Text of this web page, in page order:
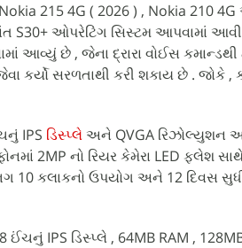
215 4G ( 2026 ) , Nokia 210
S30+ ઓપરેટિંગ સિસ્ટમ આપવામાં
આવ્યું છે , જેના દ્રારા વોઈસ કમાન્ડથી
કર્યો સરળતાથી કરી શકાય છે .
IPS ડિસ્પ્લે અને QVGA રિઝોલ્યુશન
2MP નો રિયર કેમેરા LED ફ્લેશ
10 કલાકનો ઉપયોગ અને 12 દિવસ
ઈંચનું IPS ડિસ્પ્લે , 64MB RAM ,